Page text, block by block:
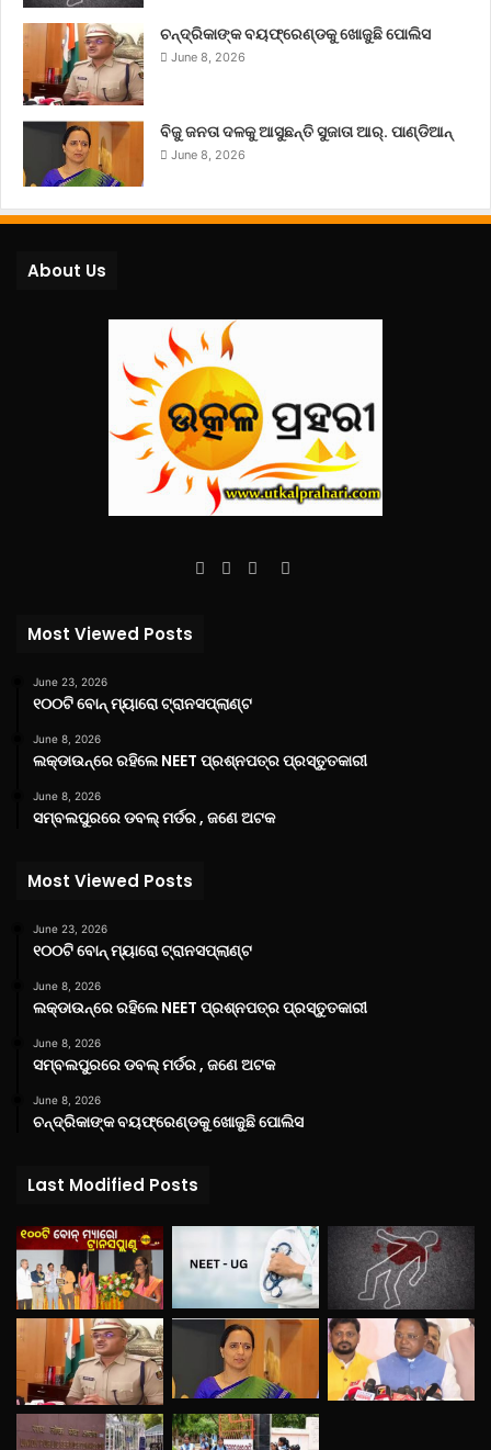
ଚନ୍ଦ୍ରିକାଙ୍କ ବୟଫ୍ରେଣ୍ଡକୁ ଖୋଜୁଛି ପୋଲିସ
June 8, 2026
ବିଜୁ ଜନତା ଦଳକୁ ଆସୁଛନ୍ତି ସୁଜାତା ଆର୍‌. ପାଣ୍ଡିଆନ୍
June 8, 2026
About Us
Facebook
TwitterYouTube
Instagram
Most Viewed Posts
June 23, 2026
୧୦୦ଟି ବୋନ୍ ମ୍ୟାରୋ ଟ୍ରାନସପ୍ଲାଣ୍ଟ
June 8, 2026
ଲକ୍‌ଡାଉନ୍‌ରେ ରହିଲେ NEET ପ୍ରଶ୍ନପତ୍ର ପ୍ରସ୍ତୁତକାରୀ
June 8, 2026
ସମ୍ବଲପୁରରେ ଡବଲ୍ ମର୍ଡର , ଜଣେ ଅଟକ
Most Viewed Posts
June 23, 2026
୧୦୦ଟି ବୋନ୍ ମ୍ୟାରୋ ଟ୍ରାନସପ୍ଲାଣ୍ଟ
June 8, 2026
ଲକ୍‌ଡାଉନ୍‌ରେ ରହିଲେ NEET ପ୍ରଶ୍ନପତ୍ର ପ୍ରସ୍ତୁତକାରୀ
June 8, 2026
ସମ୍ବଲପୁରରେ ଡବଲ୍ ମର୍ଡର , ଜଣେ ଅଟକ
June 8, 2026
ଚନ୍ଦ୍ରିକାଙ୍କ ବୟଫ୍ରେଣ୍ଡକୁ ଖୋଜୁଛି ପୋଲିସ
Last Modified Posts